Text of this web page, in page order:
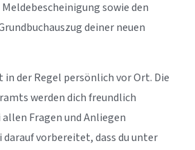
sowie den
deiner neuen
der Regel persönlich vor Ort. Die
werden dich freundlich
Fragen und Anliegen
darauf vorbereitet, dass du unter